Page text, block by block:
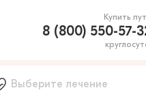
Купить
8 (800) 550-57-